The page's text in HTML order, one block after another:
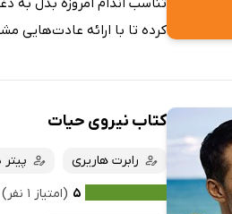
کرده تا با ارائه عادت‌هایی
کتاب نیروی حیات
رابرت هاریری
۵ (امتیاز ۱ نفر)